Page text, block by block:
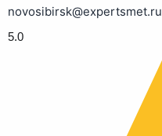
novosibirsk@expertsmet.ru
5.0